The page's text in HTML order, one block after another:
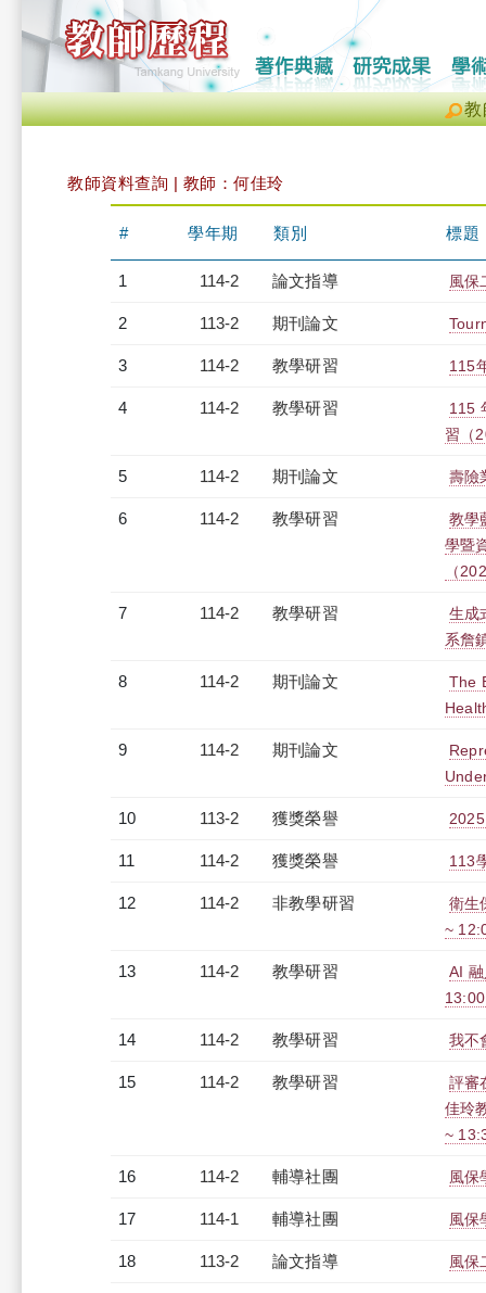
教
教師資料查詢 | 教師：何佳玲
# 學年期 類別 標題
1 114-2 論文指導 風保
2 113-2 期刊論文
3 114-2 教學研習 115
4 114-2 教學研習
115
習（
5 114-2 期刊論文 壽險
6 114-2 教學研習
教學
學暨
（
7 114-2 教學研習
生成
系詹
8 114-2 期刊論文
The
9 114-2 期刊論文
10 113-2 獲獎榮譽
11 114-2 獲獎榮譽 113
12 114-2 非教學研習
衛生
~
13 114-2 教學研習
AI
14 114-2 教學研習 我不
15 114-2 教學研習
評審
佳玲
~
16 114-2 輔導社團 風保
17 114-1 輔導社團 風保
18 113-2 論文指導 風保